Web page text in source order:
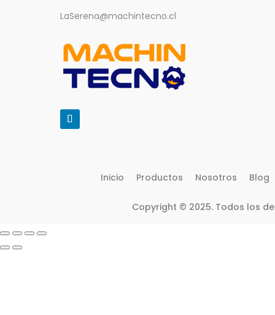
LaSerena@machintecno.cl
Inicio Productos Nosotros Blog
Copyright © 2025. Todos los